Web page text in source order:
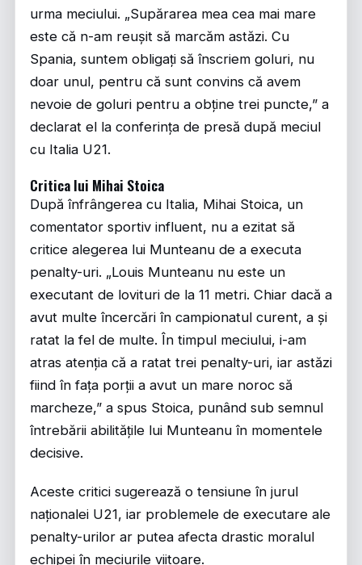
urma meciului. „Supărarea mea cea mai mare
este că n-am reușit să marcăm astăzi. Cu
Spania, suntem obligați să înscriem goluri, nu
doar unul, pentru că sunt convins că avem
nevoie de goluri pentru a obține trei puncte,” a
declarat el la conferința de presă după meciul
cu Italia U21.
Critica lui Mihai Stoica
După înfrângerea cu Italia, Mihai Stoica, un
comentator sportiv influent, nu a ezitat să
critice alegerea lui Munteanu de a executa
penalty-uri. „Louis Munteanu nu este un
executant de lovituri de la 11 metri. Chiar dacă a
avut multe încercări în campionatul curent, a și
ratat la fel de multe. În timpul meciului, i-am
atras atenția că a ratat trei penalty-uri, iar astăzi
fiind în fața porții a avut un mare noroc să
marcheze,” a spus Stoica, punând sub semnul
întrebării abilitățile lui Munteanu în momentele
decisive.
Aceste critici sugerează o tensiune în jurul
naționalei U21, iar problemele de executare ale
penalty-urilor ar putea afecta drastic moralul
echipei în meciurile viitoare.